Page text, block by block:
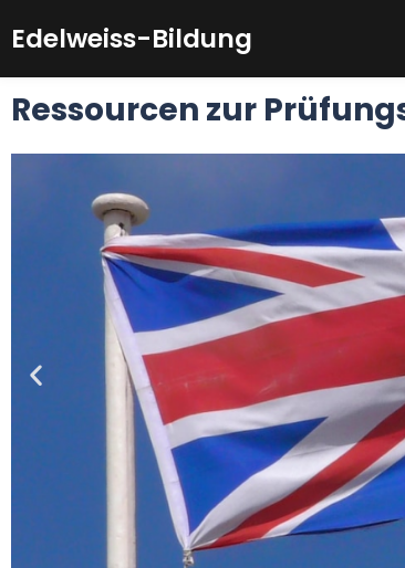
Inhalt
Edelweiss-Bildung
Ressourcen zur